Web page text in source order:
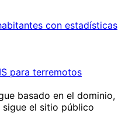
con estadísticas
para terremotos
basado en el dominio,
el sitio público